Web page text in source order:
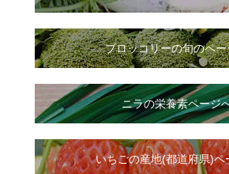
ブロッコリーの旬のペー
ニラの栄養素ページ
いちごの産地(都道府県)ペ